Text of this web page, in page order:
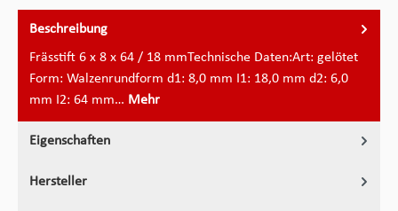
Beschreibung
Frässtift 6 x 8 x 64 / 18 mmTechnische Daten:Art: gelötet
Form: Walzenrundform d1: 8,0 mm I1: 18,0 mm d2: 6,0
mm I2: 64 mm… Mehr
Eigenschaften
Hersteller